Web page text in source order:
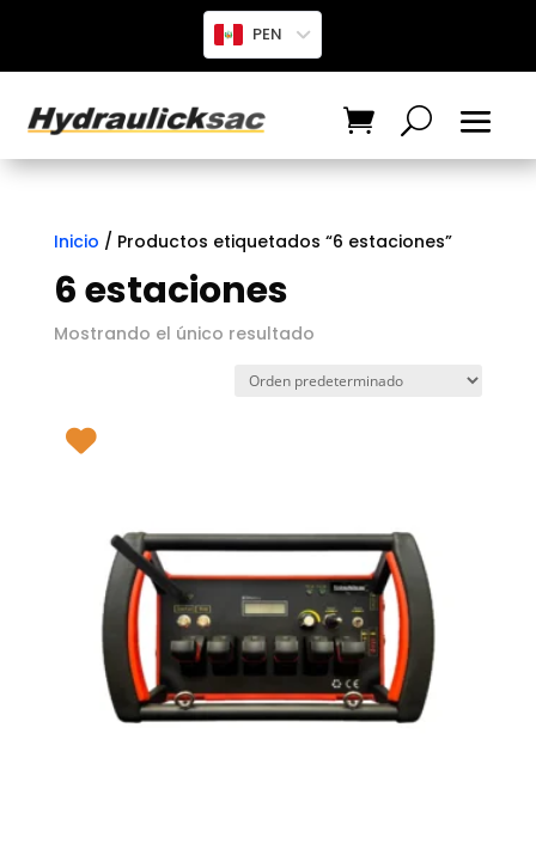
PEN
Inicio / Productos etiquetados “6 estaciones”
6 estaciones
Mostrando el único resultado